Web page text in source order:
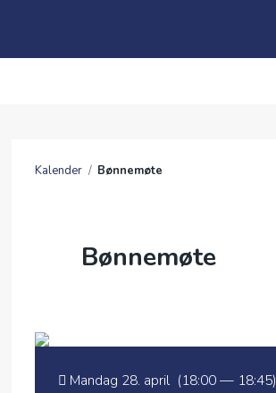
AKTIVITETER
DIVERSE
Kalender / Bønnemøte
Bønnemøte
Mandag 28. april (18:00 — 18:45)